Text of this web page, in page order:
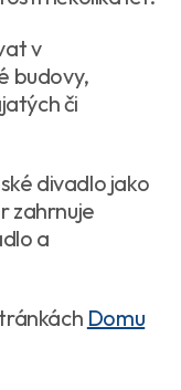
v
budovy,
či
divadlo jako
zahrnuje
a
Domu